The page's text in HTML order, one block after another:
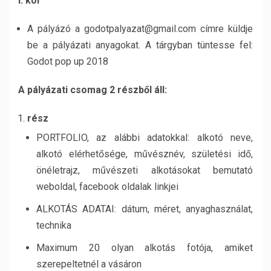
A pályázó a godotpalyazat@gmail.com címre küldje
be a pályázati anyagokat. A tárgyban tüntesse fel:
Godot pop up 2018
A pályázati csomag 2 részből áll:
rész
PORTFOLIO, az alábbi adatokkal: alkotó neve,
alkotó elérhetősége, művésznév, születési idő,
önéletrajz, művészeti alkotásokat bemutató
weboldal, facebook oldalak linkjei
ALKOTÁS ADATAI: dátum, méret, anyaghasználat,
technika
Maximum 20 olyan alkotás fotója, amiket
szerepeltetnél a vásáron